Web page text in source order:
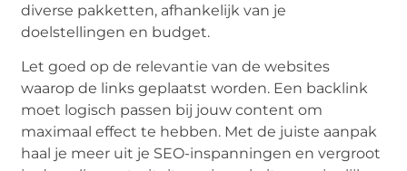
diverse pakketten, afhankelijk van je
doelstellingen en budget.
Let goed op de relevantie van de websites
waarop de links geplaatst worden. Een backlink
moet logisch passen bij jouw content om
maximaal effect te hebben. Met de juiste aanpak
haal je meer uit je SEO-inspanningen en vergroot